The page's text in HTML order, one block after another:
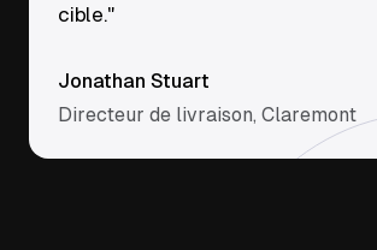
cible."
Jonathan Stuart
Directeur de livraison, Claremont